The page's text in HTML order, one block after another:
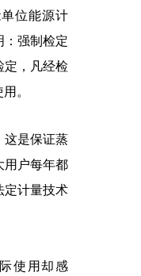
单位能源计
：强制检定
定，凡经检
。
这是保证蒸
用户每年都
定计量技术
使用却感